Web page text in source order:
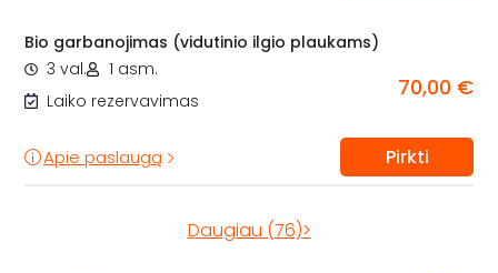
Bio garbanojimas (vidutinio ilgio plaukams)
3 val.
1 asm.
Laiko rezervavimas
70,00 €
Apie paslaugą Pirkti
Daugiau (76)>